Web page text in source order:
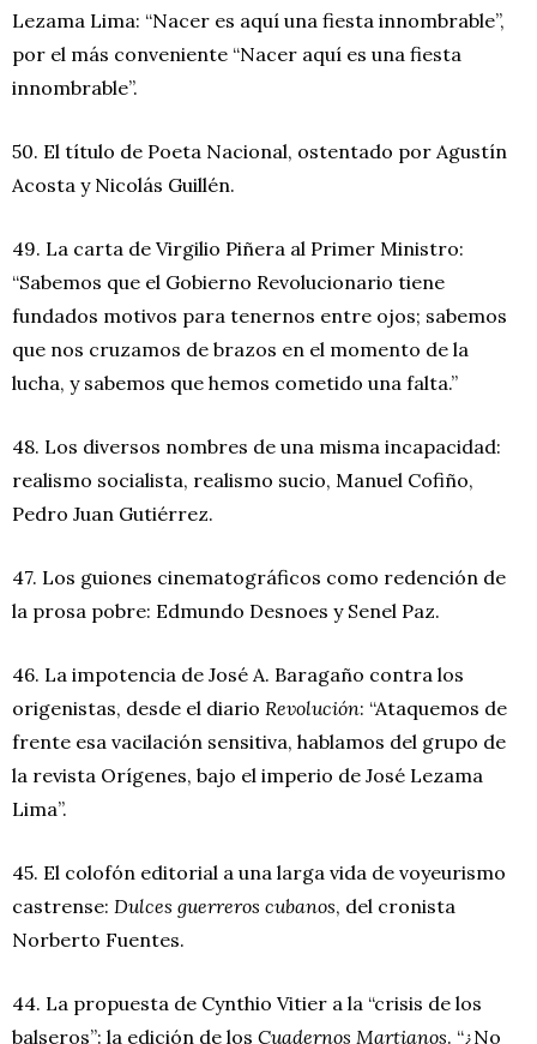
Lezama Lima: “Nacer es aquí una fiesta innombrable”,
por el más conveniente “Nacer aquí es una fiesta
innombrable”.
50. El título de Poeta Nacional, ostentado por Agustín
Acosta y Nicolás Guillén.
49. La carta de Virgilio Piñera al Primer Ministro:
“Sabemos que el Gobierno Revolucionario tiene
fundados motivos para tenernos entre ojos; sabemos
que nos cruzamos de brazos en el momento de la
lucha, y sabemos que hemos cometido una falta.”
48. Los diversos nombres de una misma incapacidad:
realismo socialista, realismo sucio, Manuel Cofiño,
Pedro Juan Gutiérrez.
47. Los guiones cinematográficos como redención de
la prosa pobre: Edmundo Desnoes y Senel Paz.
46. La impotencia de José A. Baragaño contra los
origenistas, desde el diario Revolución: “Ataquemos de
frente esa vacilación sensitiva, hablamos del grupo de
la revista Orígenes, bajo el imperio de José Lezama
Lima”.
45. El colofón editorial a una larga vida de voyeurismo
castrense: Dulces guerreros cubanos, del cronista
Norberto Fuentes.
44. La propuesta de Cynthio Vitier a la “crisis de los
balseros”: la edición de los Cuadernos Martianos. “¿No